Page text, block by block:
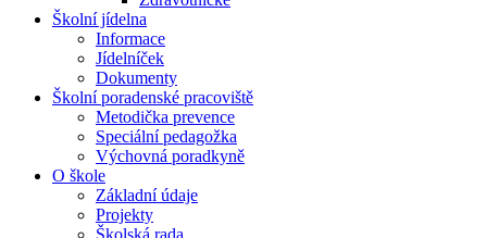
Školní jídelna
Informace
Jídelníček
Dokumenty
Školní poradenské pracoviště
Metodička prevence
Speciální pedagožka
Výchovná poradkyně
O škole
Základní údaje
Projekty
Školská rada